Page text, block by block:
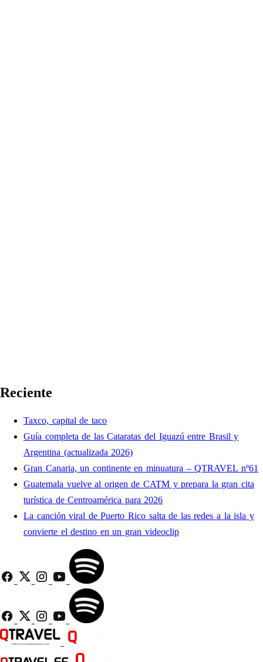
Reciente
Taxco, capital de taco
Guía completa de las Cataratas del Iguazú entre Brasil y
Argentina (actualizada 2026)
Gran Canaria, un continente en minuatura – QTRAVEL nº61
Guatemala vuelve al origen de CATM y prepara la gran cita
turística de Centroamérica para 2026
La canción viral de Puerto Rico salta de las redes a la isla y
convierte el destino en un gran videoclip